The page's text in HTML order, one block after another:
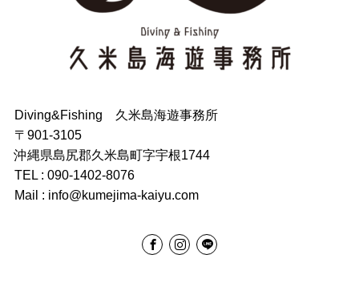
Diving&Fishing 久米島海遊事務所
〒901-3105
沖縄県島尻郡久米島町字宇根1744
TEL : 090-1402-8076
Mail : info@kumejima-kaiyu.com